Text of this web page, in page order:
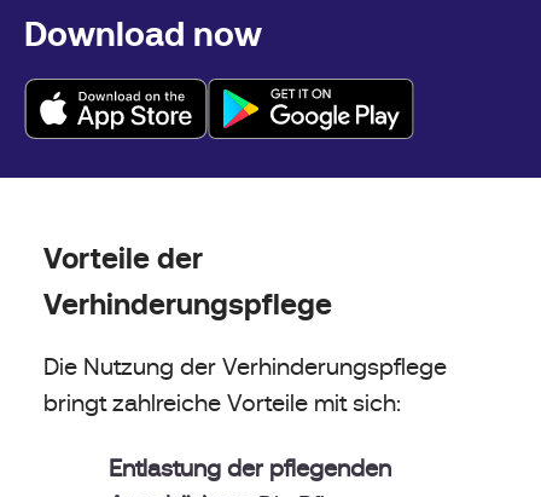
Download now
Vorteile der
Verhinderungspflege
Die Nutzung der Verhinderungspflege
bringt zahlreiche Vorteile mit sich:
Entlastung der pflegenden